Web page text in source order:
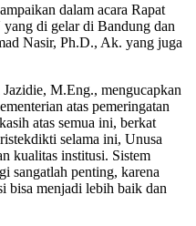
dalam acara Rapat
di gelar di Bandung dan
Nasir, Ph.D., Ak. yang juga
M.Eng., mengucapkan
atas pemeringatan
atas semua ini, berkat
selama ini, Unusa
kualitas institusi. Sistem
sangatlah penting, karena
bisa menjadi lebih baik dan